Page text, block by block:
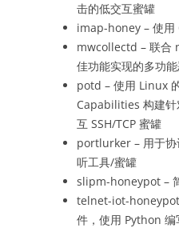
击的低交互蜜罐
imap-honey – 使用
mwcollectd – 联合
佳功能实现的多功
potd – 使用 Linux
Capabilities 构建
互 SSH/TCP 蜜罐
portlurker – 用于协
听工具/蜜罐
slipm-honeypot –
telnet-iot-honeypot
件，使用 Python